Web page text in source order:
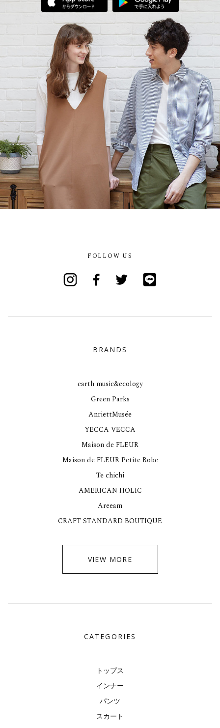
FOLLOW US
BRANDS
earth music&ecology
Green Parks
AnriettMusée
YECCA VECCA
Maison de FLEUR
Maison de FLEUR Petite Robe
Te chichi
AMERICAN HOLIC
Areeam
CRAFT STANDARD BOUTIQUE
VIEW MORE
CATEGORIES
トップス
インナー
パンツ
スカート